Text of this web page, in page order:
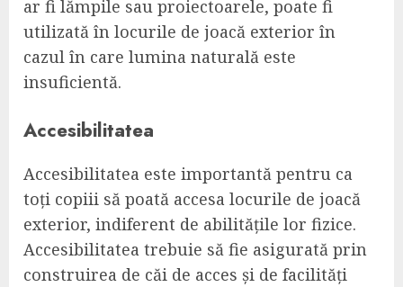
ar fi lămpile sau proiectoarele, poate fi
utilizată în locurile de joacă exterior în
cazul în care lumina naturală este
insuficientă.
Accesibilitatea
Accesibilitatea este importantă pentru ca
toți copiii să poată accesa locurile de joacă
exterior, indiferent de abilitățile lor fizice.
Accesibilitatea trebuie să fie asigurată prin
construirea de căi de acces și de facilități